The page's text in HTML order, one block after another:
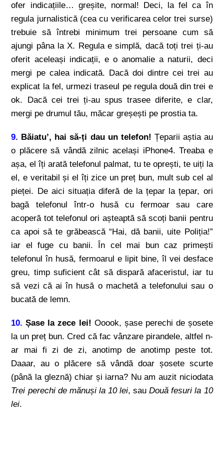
ofer indicațiile… greșite, normal! Deci, la fel ca în
regula jurnalistică (cea cu verificarea celor trei surse)
trebuie să întrebi minimum trei persoane cum să
ajungi pâna la X. Regula e simplă, dacă toți trei ți-au
oferit aceleași indicații, e o anomalie a naturii, deci
mergi pe calea indicată. Dacă doi dintre cei trei au
explicat la fel, urmezi traseul pe regula două din trei e
ok. Dacă cei trei ți-au spus trasee diferite, e clar,
mergi pe drumul tău, măcar greșești pe prostia ta.
9. Băiatu’, hai să-ți dau un telefon! Țeparii aștia au
o plăcere să vândă zilnic același iPhone4. Treaba e
așa, el îți arată telefonul palmat, tu te oprești, te uiți la
el, e veritabil și el îți zice un preț bun, mult sub cel al
pieței. De aici situația diferă de la țepar la țepar, ori
bagă telefonul într-o husă cu fermoar sau care
acoperă tot telefonul ori așteaptă să scoți banii pentru
ca apoi să te grăbească “Hai, dă banii, uite Poliția!”
iar el fuge cu banii. În cel mai bun caz primești
telefonul în husă, fermoarul e lipit bine, îl vei desface
greu, timp suficient cât să dispară afaceristul, iar tu
să vezi că ai în husă o machetă a telefonului sau o
bucată de lemn.
10.Șase la zece lei! Ooook, șase perechi de șosete
la un preț bun. Cred că fac vânzare pirandele, altfel n-
ar mai fi zi de zi, anotimp de anotimp peste tot.
Daaar, au o plăcere să vândă doar șosete scurte
(până la gleznă) chiar și iarna? Nu am auzit niciodata
Trei perechi de mănuși la 10 lei, sauDouă fesuri la 10
lei.